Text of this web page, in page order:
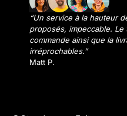
“Un service à la hauteur
proposés, impeccable. Le
commande ainsi que la
irréprochables.”
Matt P.